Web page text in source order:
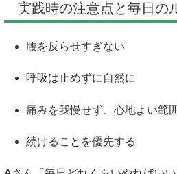
実践時の注意点と毎日の
腰を反らせすぎない
呼吸は止めずに自然に
痛みを我慢せず、心地よい範
続けることを優先する